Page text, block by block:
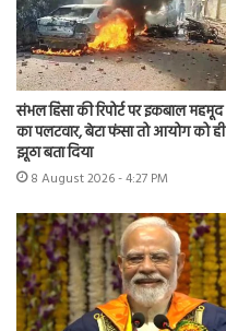
संभल हिंसा की रिपोर्ट पर इकबाल महमूद
का पलटवार, बेटा फंसा तो आयोग को ही
झूठा बता दिया
8 August 2026 - 4:27 PM